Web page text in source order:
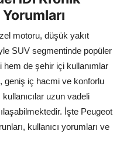
motoru, düşük yakıt
SUV segmentinde popüler
de şehir içi kullanımlar
geniş iç hacmi ve konforlu
uzun vadeli
İşte Peugeot
kullanıcı yorumları ve